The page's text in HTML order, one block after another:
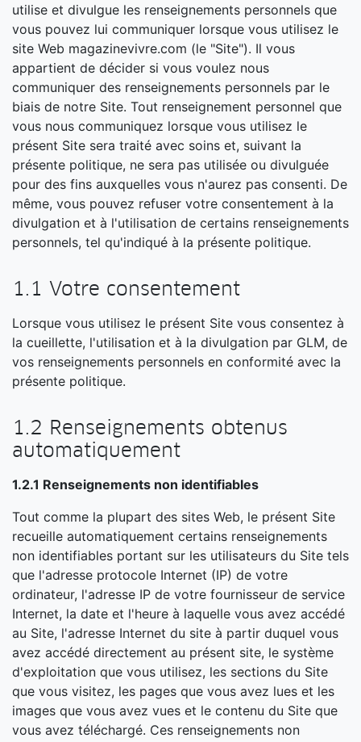
utilise et divulgue les renseignements personnels que
vous pouvez lui communiquer lorsque vous utilisez le
site Web magazinevivre.com (le "Site"). Il vous
appartient de décider si vous voulez nous
communiquer des renseignements personnels par le
biais de notre Site. Tout renseignement personnel que
vous nous communiquez lorsque vous utilisez le
présent Site sera traité avec soins et, suivant la
présente politique, ne sera pas utilisée ou divulguée
pour des fins auxquelles vous n'aurez pas consenti. De
même, vous pouvez refuser votre consentement à la
divulgation et à l'utilisation de certains renseignements
personnels, tel qu'indiqué à la présente politique.
1.1 Votre consentement
Lorsque vous utilisez le présent Site vous consentez à
la cueillette, l'utilisation et à la divulgation par GLM, de
vos renseignements personnels en conformité avec la
présente politique.
1.2 Renseignements obtenus
automatiquement
1.2.1 Renseignements non identifiables
Tout comme la plupart des sites Web, le présent Site
recueille automatiquement certains renseignements
non identifiables portant sur les utilisateurs du Site tels
que l'adresse protocole Internet (IP) de votre
ordinateur, l'adresse IP de votre fournisseur de service
Internet, la date et l'heure à laquelle vous avez accédé
au Site, l'adresse Internet du site à partir duquel vous
avez accédé directement au présent site, le système
d'exploitation que vous utilisez, les sections du Site
que vous visitez, les pages que vous avez lues et les
images que vous avez vues et le contenu du Site que
vous avez téléchargé. Ces renseignements non